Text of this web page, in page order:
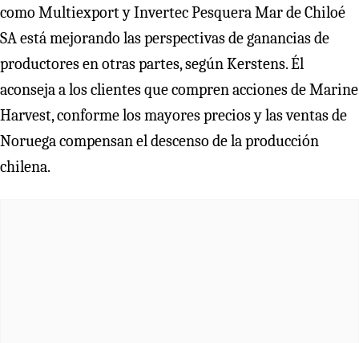
como Multiexport y Invertec Pesquera Mar de Chiloé
SA está mejorando las perspectivas de ganancias de
productores en otras partes, según Kerstens. Él
aconseja a los clientes que compren acciones de Marine
Harvest, conforme los mayores precios y las ventas de
Noruega compensan el descenso de la producción
chilena.